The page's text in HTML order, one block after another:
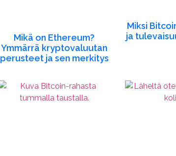
Mikä on Ethereum?
Ymmärrä kryptovaluutan
perusteet ja sen merkitys
Miksi
ja